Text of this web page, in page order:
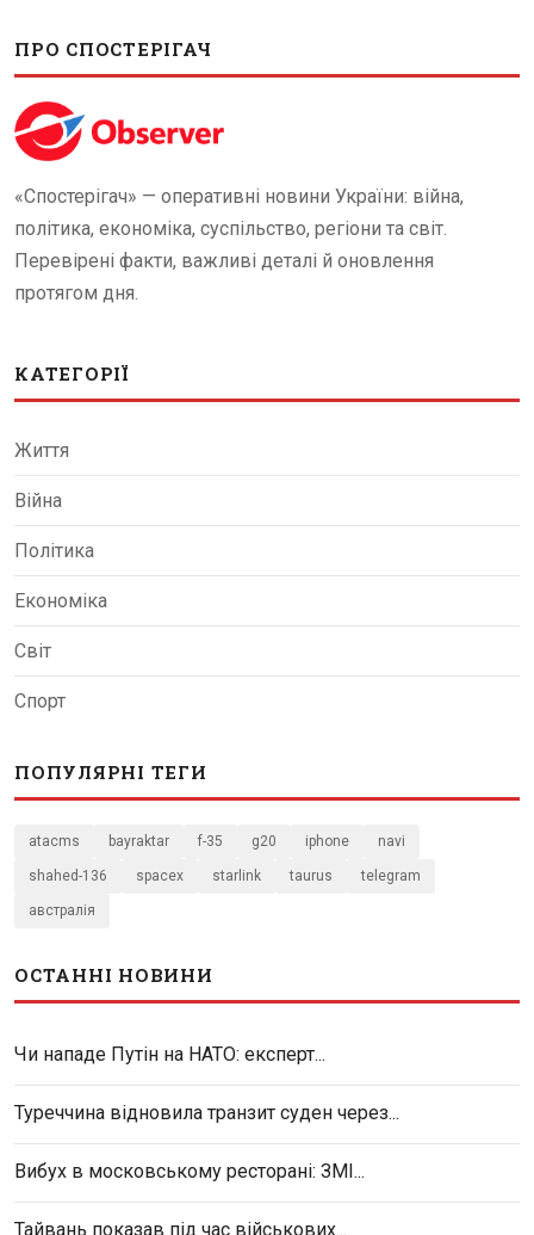
ПРО СПОСТЕРІГАЧ
«Спостерігач» — оперативні новини України: війна,
політика, економіка, суспільство, регіони та світ.
Перевірені факти, важливі деталі й оновлення
протягом дня.
КАТЕГОРІЇ
Життя
Війна
Політика
Економіка
Світ
Спорт
ПОПУЛЯРНІ ТЕГИ
atacms bayraktar f-35 g20 iphone navi
shahed-136 spacex starlink taurus telegram
австралія
ОСТАННІ НОВИНИ
Чи нападе Путін на НАТО: експерт...
Туреччина відновила транзит суден через...
Вибух в московському ресторані: ЗМІ...
Тайвань показав під час військових...